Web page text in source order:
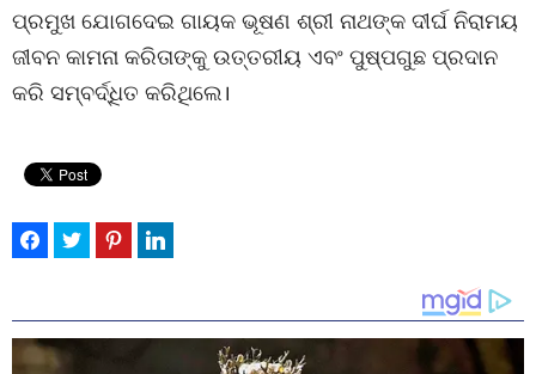
ପ୍ରମୁଖ ଯୋଗଦେଇ ଗାୟକ ଭୂଷଣ ଶ୍ରୀ ନାଥଙ୍କ ଦୀର୍ଘ ନିରାମୟ
ଜୀବନ କାମନା କରିତାଙ୍କୁ ଉତ୍ତରୀୟ ଏବଂ ପୁଷ୍ପଗୁଛ ପ୍ରଦାନ
କରି ସମ୍ବର୍ଦ୍ଧିତ କରିଥିଲେ।